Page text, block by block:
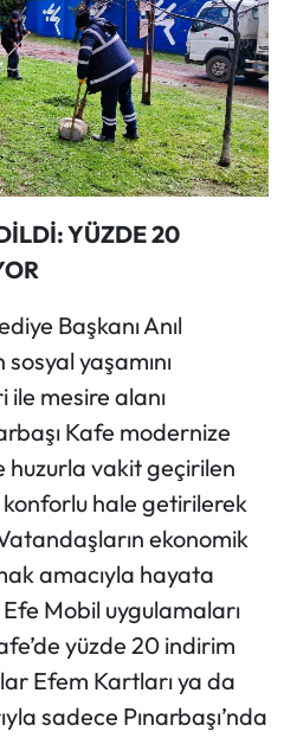
YÜZDE 20
Başkanı Anıl
yaşamını
ile mesire alanı
Kafe modernize
huzurla vakit geçirilen
hale getirilerek
ekonomik
amacıyla hayata
Mobil uygulamaları
yüzde 20 indirim
Efem Kartları ya da
sadece Pınarbaşı’nda